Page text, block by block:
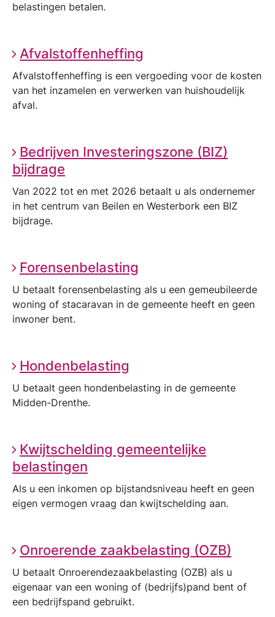
belastingen betalen.
Afvalstoffenheffing
Afvalstoffenheffing is een vergoeding voor de kosten
van het inzamelen en verwerken van huishoudelijk
afval.
Bedrijven Investeringszone (BIZ)
bijdrage
Van 2022 tot en met 2026 betaalt u als ondernemer
in het centrum van Beilen en Westerbork een BIZ
bijdrage.
Forensenbelasting
U betaalt forensenbelasting als u een gemeubileerde
woning of stacaravan in de gemeente heeft en geen
inwoner bent.
Hondenbelasting
U betaalt geen hondenbelasting in de gemeente
Midden-Drenthe.
Kwijtschelding gemeentelijke
belastingen
Als u een inkomen op bijstandsniveau heeft en geen
eigen vermogen vraag dan kwijtschelding aan.
Onroerende zaakbelasting (OZB)
U betaalt Onroerendezaakbelasting (OZB) als u
eigenaar van een woning of (bedrijfs)pand bent of
een bedrijfspand gebruikt.